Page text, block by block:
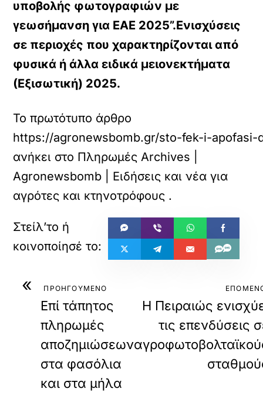
υποβολής φωτογραφιών με
γεωσήμανση για ΕΑΕ 2025”.Ενισχύσεις
σε περιοχές που χαρακτηρίζονται από
φυσικά ή άλλα ειδικά μειονεκτήματα
(Εξισωτική) 2025.
Το πρωτότυπο άρθρο
https://agronewsbomb.gr/sto-fek-i-
ανήκει στο Πληρωμές Archives |
Agronewsbomb | Ειδήσεις και νέα για
αγρότες και κτηνοτρόφους .
« ΠΡΟΗΓΟΥΜΕΝΟ
Επί τάπητος
πληρωμές
αποζημιώσεων
στα φασόλια
και στα μήλα
Η Πειραιώς
τις επενδύσεις